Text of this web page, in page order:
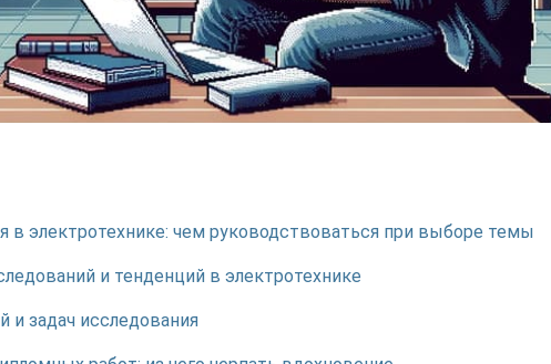
в электротехнике: чем руководствоваться при выборе темы
и тенденций в электротехнике
и задач исследования